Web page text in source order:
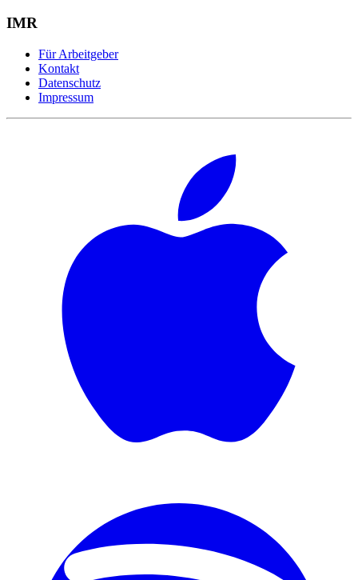
IMR
Für Arbeitgeber
Kontakt
Datenschutz
Impressum